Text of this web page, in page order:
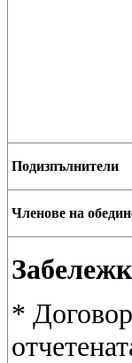
Подизпълнители
Членове на
*